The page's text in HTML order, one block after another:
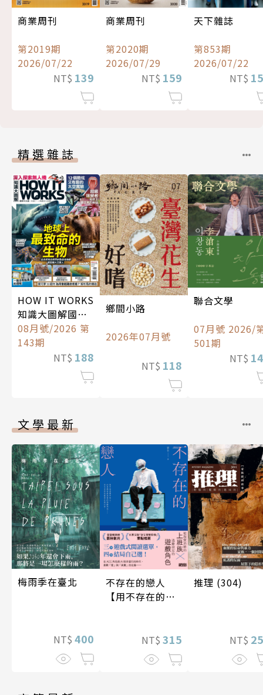
商業周刊
第2019期
2026/07/22
NT$ 139
商業周刊
第2020期
2026/07/29
NT$ 159
天下雜誌
第853期
2026/07/22
NT$
精選雜誌
HOW IT WORKS
知識大圖解國際
中文版
08月號/2026 第
143期
NT$ 188
鄉間小路
2026年07月號
NT$ 118
聯合文學
07月號 2026/
501期
NT$
文學最新
梅雨季在臺北
NT$ 400
不存在的戀人
【用不存在的
NT$ 315
推理 (304)
NT$